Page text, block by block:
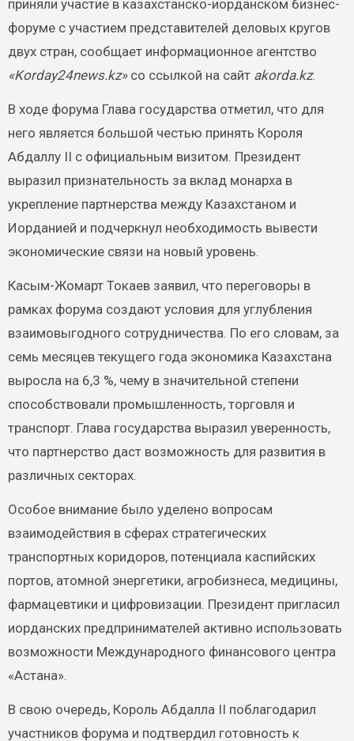
приняли участие в казахстанско-иорданском бизнес-
форуме с участием представителей деловых кругов
двух стран, сообщает информационное агентство
«Korday24news.kz»со ссылкой на сайт akorda.kz.
В ходе форума Глава государства отметил, что для
него является большой честью принять Короля
Абдаллу II с официальным визитом. Президент
выразил признательность за вклад монарха в
укрепление партнерства между Казахстаном и
Иорданией и подчеркнул необходимость вывести
экономические связи на новый уровень.
Касым-Жомарт Токаев заявил, что переговоры в
рамках форума создают условия для углубления
взаимовыгодного сотрудничества. По его словам, за
семь месяцев текущего года экономика Казахстана
выросла на 6,3 %, чему в значительной степени
способствовали промышленность, торговля и
транспорт. Глава государства выразил уверенность,
что партнерство даст возможность для развития в
различных секторах.
Особое внимание было уделено вопросам
взаимодействия в сферах стратегических
транспортных коридоров, потенциала каспийских
портов, атомной энергетики, агробизнеса, медицины,
фармацевтики и цифровизации. Президент пригласил
иорданских предпринимателей активно использовать
возможности Международного финансового центра
«Астана».
В свою очередь, Король Абдалла II поблагодарил
участников форума и подтвердил готовность к